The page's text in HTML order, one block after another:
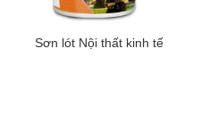
Sơn lót Nội thất kinh tế